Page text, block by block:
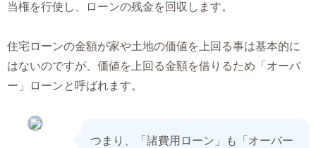
当権を行使し、ローンの残金を回収します。
住宅ローンの金額が家や土地の価値を上回る事は基本的に
はないのですが、価値を上回る金額を借りるため「オーバ
ー」ローンと呼ばれます。
つまり、「諸費用ローン」も「オーバー